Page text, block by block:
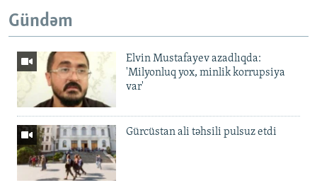
Gündəm
Elvin Mustafayev azadlıqda:
'Milyonluq yox, minlik korrupsiya
var'
Gürcüstan ali təhsili pulsuz etdi